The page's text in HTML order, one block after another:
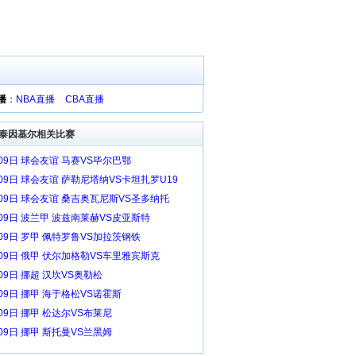
： NBA直播 CBA直播
因基尔相关比赛
日 球会友谊 马赛VS毕尔巴鄂
日 球会友谊 萨勒尼塔纳VS卡坦扎罗U19
日 球会友谊 桑吉奥瓦尼斯VS圣多纳托
日 波兰甲 波兹南莱赫VS皮亚斯特
日 罗甲 佩特罗鲁VS加拉茨钢铁
日 俄甲 伏尔加格勒VS车里雅宾斯克
日 挪超 汉坎VS奥勒松
日 挪甲 海于格松VS诺霍斯
日 挪甲 松达尔VS布莱尼
日 挪甲 斯托曼VS兰黑姆